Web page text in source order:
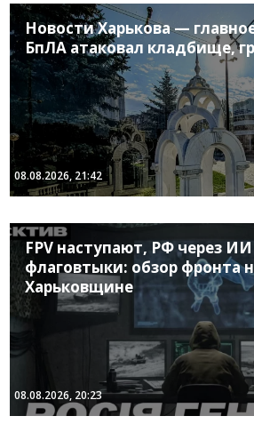
Новости Харькова —
БпЛА атаковал кладбище,
08.08.2026, 21:42
FPV наступают, РФ через
флаговтыки: обзор фронта
Харьковщине
08.08.2026, 20:23